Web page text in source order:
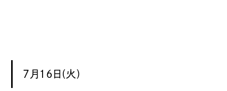
7月16日(火)